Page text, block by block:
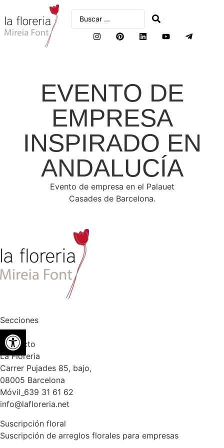
EVENTO DE
EMPRESA
INSPIRADO EN
ANDALUCÍA
Evento de empresa en el Palauet
Casades de Barcelona.
Secciones
Contacto
La Floreria
Carrer Pujades 85, bajo,
08005 Barcelona
Móvil_639 31 61 62
info@lafloreria.net
Suscripción floral
Suscripción de arreglos florales para empresas
Abrir barra de herramientas